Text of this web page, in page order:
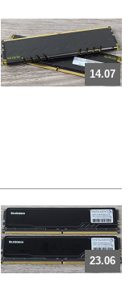
14.07
23.06